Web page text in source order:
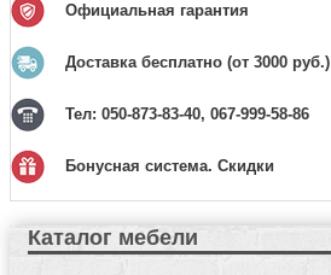
Официальная гарантия
Доставка бесплатно (от 3000 руб.)
Тел: 050-873-83-40, 067-999-58-86
Бонусная система. Скидки
Каталог мебели